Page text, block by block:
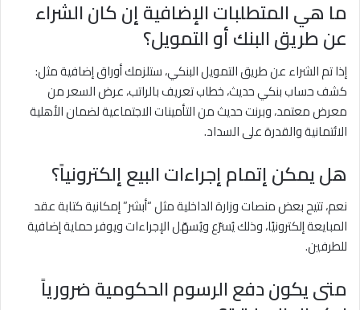
ما هي المتطلبات الإضافية إن كان الشراء
عن طريق البنك أو التمويل؟
إذا تم الشراء عن طريق التمويل البنكي، ستلزمك أوراق إضافية مثل:
كشف حساب بنكي حديث، خطاب تعريف بالراتب، عرض السعر من
معرض معتمد، وبرنت حديث من التأمينات الاجتماعية لضمان الأهلية
الائتمانية والقدرة على السداد.
هل يمكن إتمام إجراءات البيع إلكترونياً؟
نعم، تتيح بعض منصات وزارة الداخلية مثل “أبشر” إمكانية كتابة عقد
المبايعة إلكترونيًا، وذلك يُسرّع ويُسهّل الإجراءات ويوفر حماية إضافية
للطرفين.
متى يكون دفع الرسوم الحكومية ضرورياً